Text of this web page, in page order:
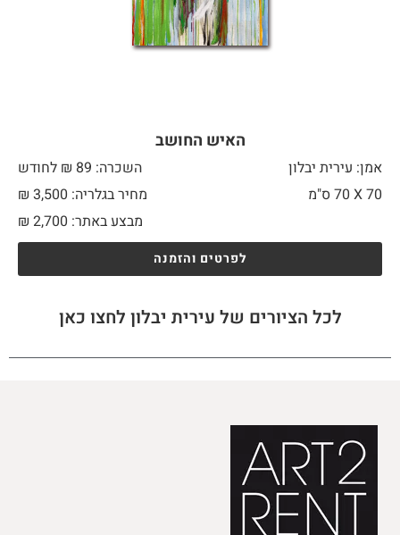
האיש החושב
אמן: עירית יבלון
השכרה: 89 ₪ לחודש
70 X
מחיר בגלריה: 3,500 ₪
מבצע באתר:
₪ 2,700
לפרטים והזמנה
לכל הציורים של עירית יבלון לחצו כאן